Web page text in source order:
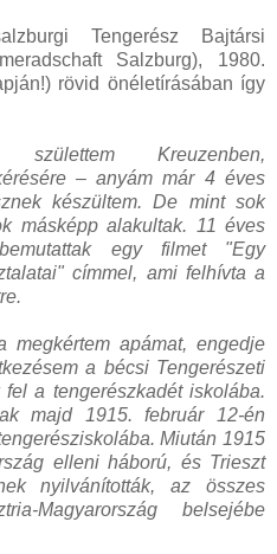
Tengerész Bajtársi
Salzburg), 1980.
rövid önéletírásában így
Kreuzenben,
– anyám már 4 éves
készültem. De mint sok
másképp alakultak. 11 éves
egy filmet "Egy
címmel, ami felhívta a
apámat, engedje
a bécsi Tengerészeti
a tengerészkadét iskolába.
majd 1915. február 12-én
Miután 1915
elleni háború, és Trieszt
nyilvánították, az összes
Magyarország belsejébe